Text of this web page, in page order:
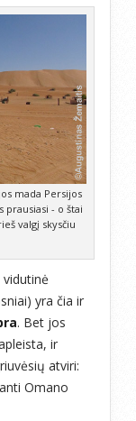
mada Persijos
prausiasi - o štai
valgį skysčiu
yra čia ir
. Bet jos
ir
atviri:
Omano